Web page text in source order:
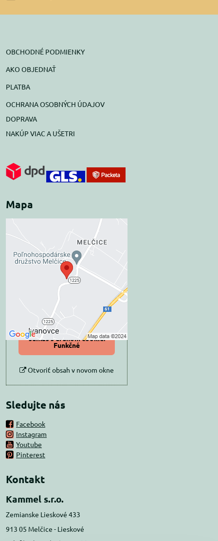
OBCHODNÉ PODMIENKY
AKO OBJEDNAŤ
PLATBA
OCHRANA OSOBNÝCH ÚDAJOV
DOPRAVA
NAKÚP VIAC A UŠETRI
Mapa
Externý obsah je
blokovaný Voľbami
súkromia
Prajete si načítať externý obsah?
Povoliť tentokrát
Povoliť a zapamätať -
súhlas s druhom cookie:
Funkčné
Otvoriť obsah v novom okne
Sledujte nás
Facebook
Instagram
Youtube
Pinterest
Kontakt
Kammel s.r.o.
Zemianske Lieskové 433
913 05 Melčice - Lieskové